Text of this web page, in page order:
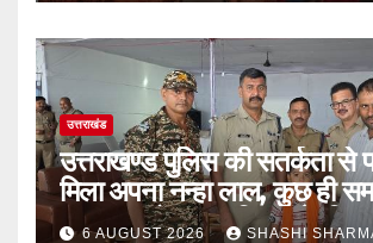
उत्तराखंड
उत्तराखण्ड पुलिस की सतर्कता से
मिला अपना नन्हा लाल, कुछ ही
सकुशल खोजकर परिजनों के किया
6 AUGUST 2026 SHASHI